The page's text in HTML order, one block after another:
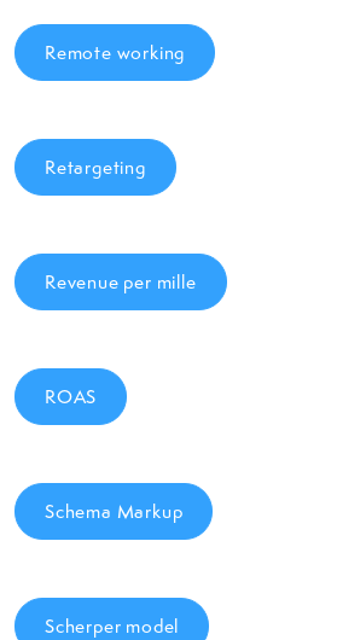
Remote working
Retargeting
Revenue per mille
ROAS
Schema Markup
Scherper model